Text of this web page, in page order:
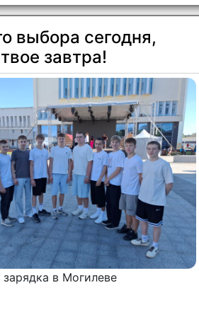
выбора сегодня,
завтра!
в Могилеве